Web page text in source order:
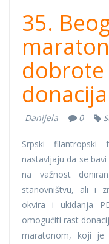
35.
dobrote
Danijela 0
Srpski
nastavljaju da se
na važnost
stanovništvu, ali i
okvira i ukidanja
omogućiti rast
maratonom, koji je